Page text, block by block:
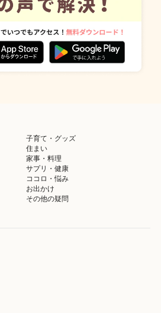
子育て・グッズ
住まい
家事・料理
サプリ・健康
ココロ・悩み
お出かけ
その他の疑問